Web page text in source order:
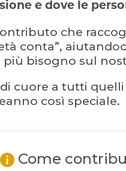
e dove le
che
conta”,
più bisogno sul
di cuore a tutti
così speciale.
Come